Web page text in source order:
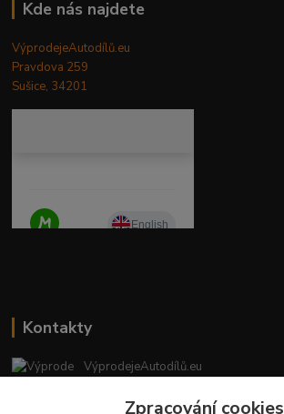
Kde nás najdete
VýprodejeAutodílů.eu
Pravdova 259
Sušice, 34201
Kontakty
VýprodejeAutodílů.eu
(Po-Pá, 9-16 hod.)
Zpracování cookies